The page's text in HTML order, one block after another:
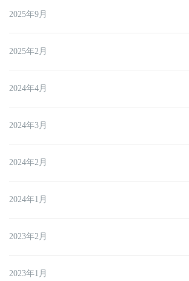
2025年9月
2025年2月
2024年4月
2024年3月
2024年2月
2024年1月
2023年2月
2023年1月